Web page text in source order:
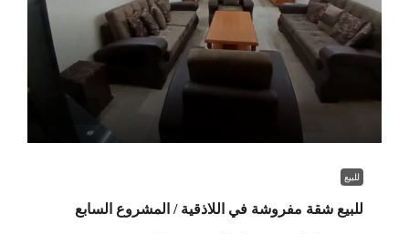
للبيع
للبيع شقة مفروشة في اللاذقية / المشروع السابع